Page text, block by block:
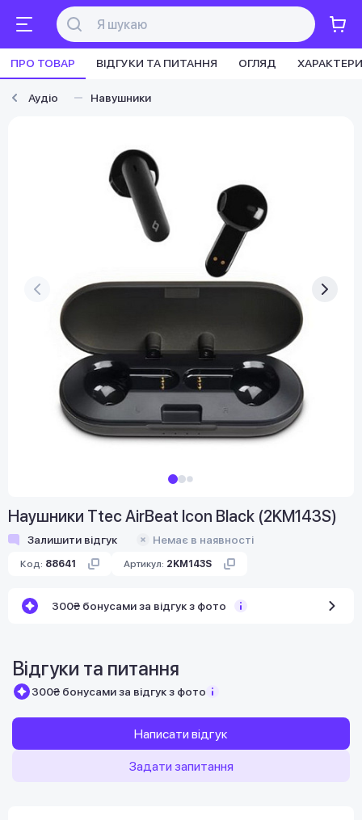
ПРО ТОВАР ВІДГУКИ ТА ПИТАННЯ ОГЛЯД
Аудіо Навушники
Наушники Ttec AirBeat Icon Black (2KM143S)
Залишити відгук Немає в наявності
Код: 88641 Артикул: 2KM143S
300₴ бонусами за відгук з фото
Відгуки та питання
300₴ бонусами за відгук з фото
Написати відгук
Задати запитання